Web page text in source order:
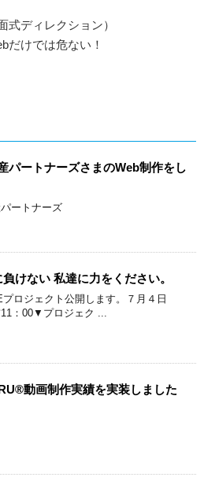
式ディレクション）
だけでは危ない！
パートナーズさまのWeb制作をし
ートナーズ
けない 私達に力をください。
ロジェクト公開します。７月４日
11：00▼プロジェク ...
動画制作実績を実装しました